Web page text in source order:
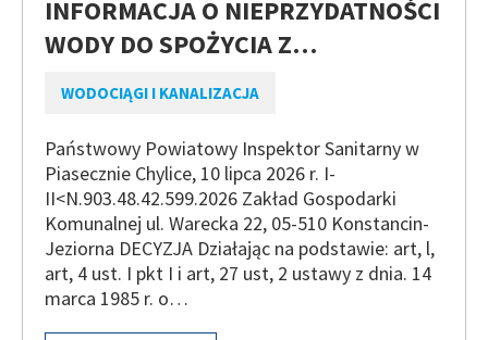
INFORMACJA O NIEPRZYDATNOŚCI
WODY DO SPOŻYCIA Z…
WODOCIĄGI I KANALIZACJA
Państwowy Powiatowy Inspektor Sanitarny w
Piasecznie Chylice, 10 lipca 2026 r. I-
II<N.903.48.42.599.2026 Zakład Gospodarki
Komunalnej ul. Warecka 22, 05-510 Konstancin-
Jeziorna DECYZJA Działając na podstawie: art, l,
art, 4 ust. I pkt I i art, 27 ust, 2 ustawy z dnia. 14
marca 1985 r. o…